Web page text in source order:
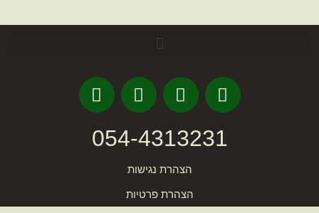
054-4313231
הצהרת נגישות
הצהרת פרטיות